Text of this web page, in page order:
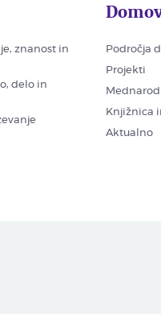
znanost in
delo in
Področja
Projekti
Knjižnica
Aktualno